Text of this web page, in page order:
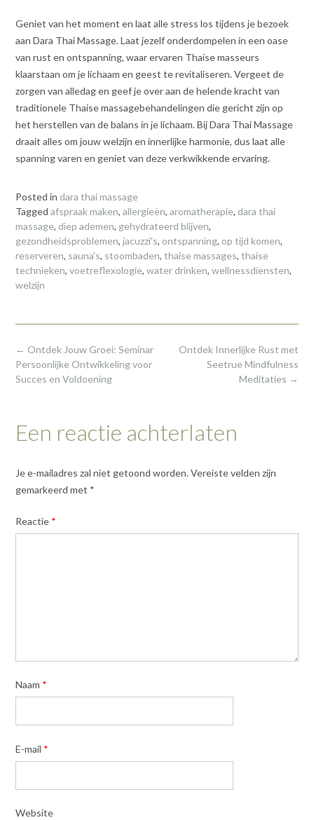
Geniet van het moment en laat alle stress los tijdens je bezoek
aan Dara Thai Massage. Laat jezelf onderdompelen in een oase
van rust en ontspanning, waar ervaren Thaise masseurs
klaarstaan om je lichaam en geest te revitaliseren. Vergeet de
zorgen van alledag en geef je over aan de helende kracht van
traditionele Thaise massagebehandelingen die gericht zijn op
het herstellen van de balans in je lichaam. Bij Dara Thai Massage
draait alles om jouw welzijn en innerlijke harmonie, dus laat alle
spanning varen en geniet van deze verkwikkende ervaring.
Posted in dara thai massage
Tagged afspraak maken, allergieën, aromatherapie, dara thai
massage, diep ademen, gehydrateerd blijven,
gezondheidsproblemen, jacuzzi's, ontspanning, op tijd komen,
reserveren, sauna's, stoombaden, thaise massages, thaise
technieken, voetreflexologie, water drinken, wellnessdiensten,
welzijn
Post
navigation
Ontdek Innerlijke Rust met
Seetrue Mindfulness
Meditaties →
← Ontdek Jouw Groei: Seminar
Persoonlijke Ontwikkeling voor
Succes en Voldoening
Een reactie achterlaten
Je e-mailadres zal niet getoond worden.Vereiste velden zijn
gemarkeerd met *
Reactie *
Naam *
E-mail *
Website